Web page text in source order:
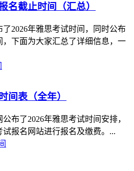
名截止时间（汇总）
2026年雅思考试时间，同时公布
，下面为大家汇总了详细信息，一
间表（全年）
布了2026年雅思考试时间安排，
试报名网站进行报名及缴费。...